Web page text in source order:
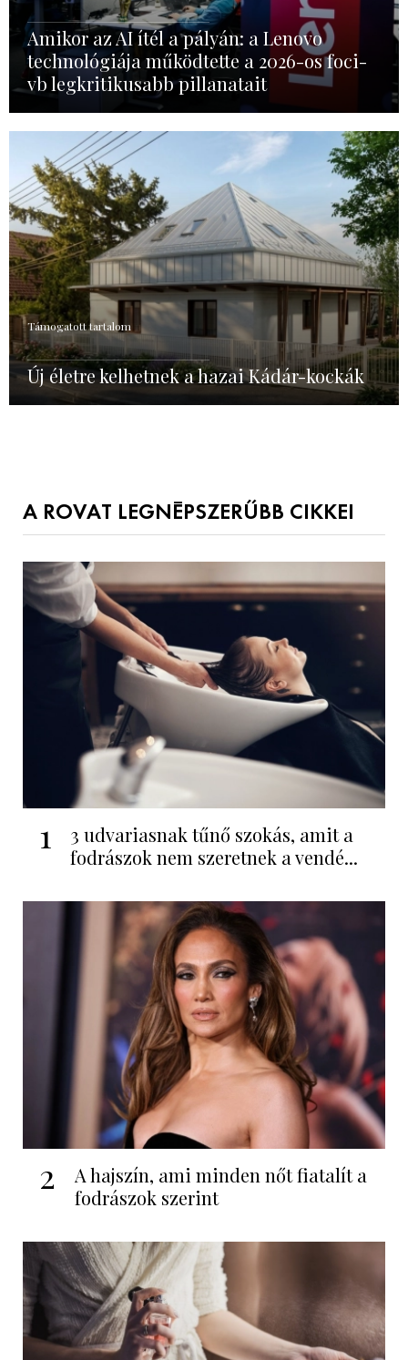
Amikor az AI ítél a pályán: a Lenovo
technológiája működtette a 2026-os foci-
vb legkritikusabb pillanatait
Támogatott tartalom
Új életre kelhetnek a hazai Kádár-kockák
A ROVAT LEGNÉPSZERŰBB CIKKEI
1
3 udvariasnak tűnő szokás, amit a
fodrászok nem szeretnek a vendé...
2
A hajszín, ami minden nőt fiatalít a
fodrászok szerint